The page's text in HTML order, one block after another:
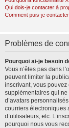
Qui dois-je contacter à
Comment puis-je
Problèmes de
Pourquoi ai-je besoin
Vous n’êtes pas dans
peuvent limiter la
inscrivant, vous
supplémentaires qui ne
d’avatars
courriers électroniques
d’utilisateurs, etc.
pourquoi nous vous